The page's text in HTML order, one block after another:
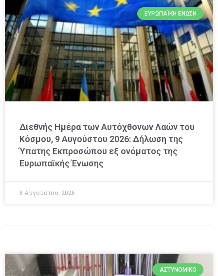
ΕΥΡΩΠΑΪΚΉ ΈΝΩΣΗ
Διεθνής Ημέρα των Αυτόχθονων Λαών του
Κόσμου, 9 Αυγούστου 2026: Δήλωση της
Ύπατης Εκπροσώπου εξ ονόματος της
Ευρωπαϊκής Ένωσης
8 Αυγούστου, 2026
ΑΣΤΥΝΟΜΙΚΌ